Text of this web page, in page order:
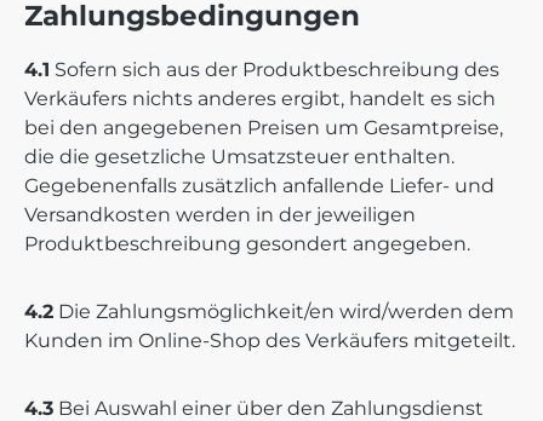
Zahlungsbedingungen
4.1 Sofern sich aus der Produktbeschreibung des
Verkäufers nichts anderes ergibt, handelt es sich
bei den angegebenen Preisen um Gesamtpreise,
die die gesetzliche Umsatzsteuer enthalten.
Gegebenenfalls zusätzlich anfallende Liefer- und
Versandkosten werden in der jeweiligen
Produktbeschreibung gesondert angegeben.
4.2 Die Zahlungsmöglichkeit/en wird/werden dem
Kunden im Online-Shop des Verkäufers mitgeteilt.
4.3 Bei Auswahl einer über den Zahlungsdienst